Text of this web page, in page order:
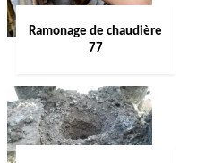
Ramonage de chaudière
77